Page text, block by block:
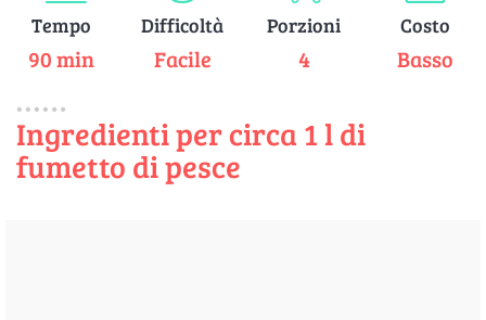
Tempo
90 min
Difficoltà
Facile
Porzioni
4
Costo
Basso
Ingredienti per circa 1 l di
fumetto di pesce